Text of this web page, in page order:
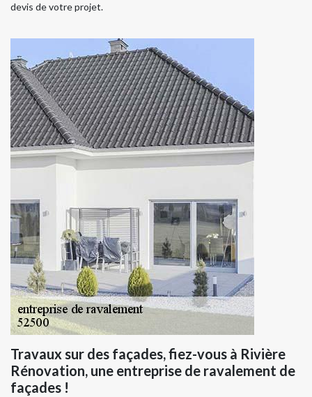
devis de votre projet.
Travaux sur des façades, fiez-vous à Rivière
Rénovation, une entreprise de ravalement de
façades !